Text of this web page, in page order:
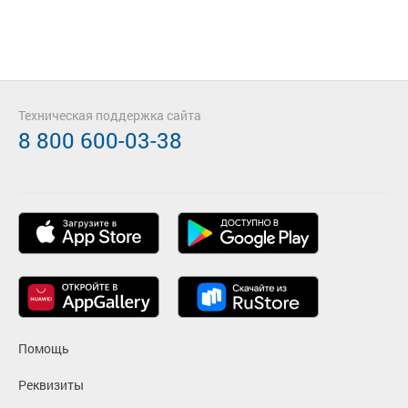
Помощь
Реквизиты
Техническая поддержка сайта
8 800 600-03-38